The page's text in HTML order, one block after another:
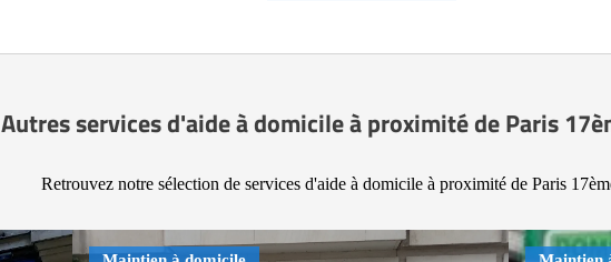
Autres services d'aide à domicile à proximité de Paris
Retrouvez notre sélection de services d'aide à domicile à proximité de Paris